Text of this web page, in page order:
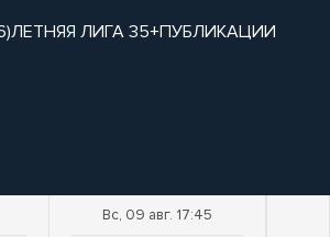
ЛЕТНЯЯ ЛИГА 35+ПУБЛИКАЦИИ
Вс, 09 авг. 17:45